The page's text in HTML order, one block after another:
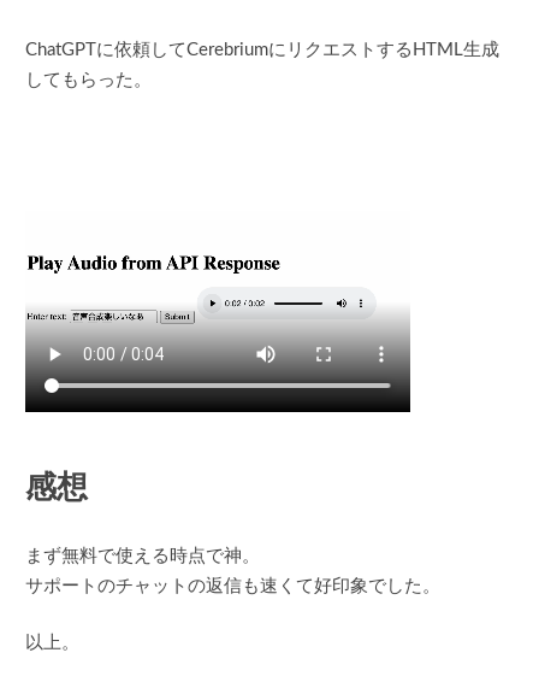
ChatGPTに依頼してCerebriumにリクエストするHTML生成
してもらった。
感想
まず無料で使える時点で神。
サポートのチャットの返信も速くて好印象でした。
以上。